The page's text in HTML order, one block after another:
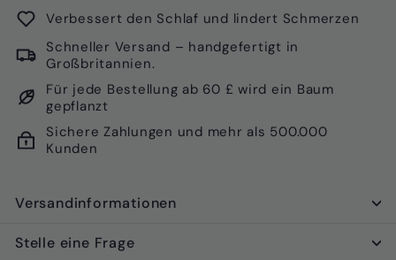
Verbessert den Schlaf und lindert Schmerzen
Schneller Versand – handgefertigt in
Großbritannien.
Für jede Bestellung ab 60 £ wird ein Baum
gepflanzt
Sichere Zahlungen und mehr als 500.000
Kunden
Versandinformationen
Stelle eine Frage